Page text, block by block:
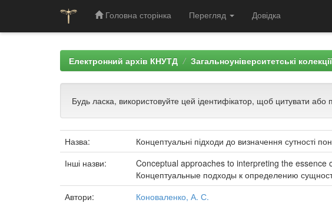
Головна сторінка Перегляд Довідка
Електронний архів КНУТД Загальноуніверситетські колекції
Будь ласка, використовуйте цей ідентифікатор, щоб цитувати або
Назва:
Концептуальні підходи до визначення сутності
Інші назви:
Conceptual approaches to interpreting the essence
Концептуальные подходы к определению
Автори:
Коноваленко, А. С.